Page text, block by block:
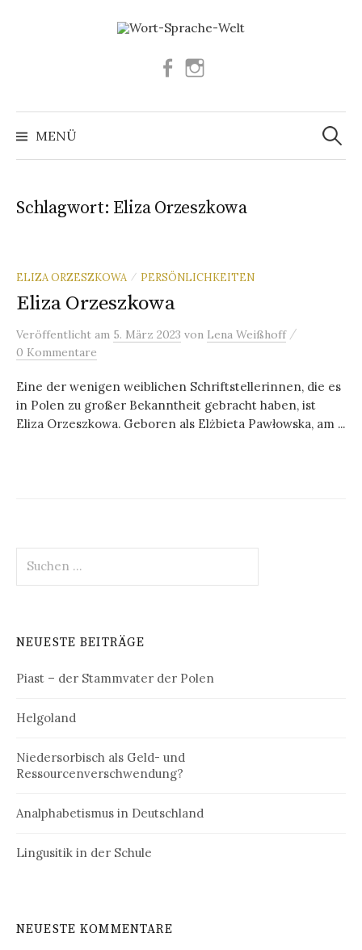
Facebook
MENÜ
Suchen
nach:
Schlagwort: Eliza Orzeszkowa
ELIZA ORZESZKOWA / PERSÖNLICHKEITEN
Eliza Orzeszkowa
Veröffentlicht am 5. März 2023 von Lena Weißhoff /
0 Kommentare
Eine der wenigen weiblichen Schriftstellerinnen, die es
in Polen zu großer Bekanntheit gebracht haben, ist
Eliza Orzeszkowa. Geboren als Elżbieta Pawłowska, am ...
nach:
NEUESTE BEITRÄGE
Piast – der Stammvater der Polen
Helgoland
Niedersorbisch als Geld- und
Ressourcenverschwendung?
Analphabetismus in Deutschland
Lingusitik in der Schule
NEUESTE KOMMENTARE